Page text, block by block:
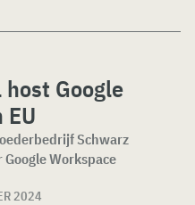
Google
Schwarz
Workspace
2024